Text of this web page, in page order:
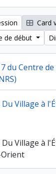
Card
de début
du Centre
du Centre
Village à
Village à